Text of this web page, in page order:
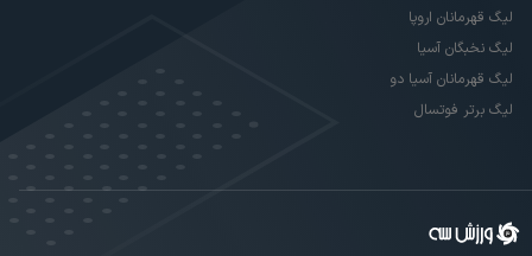
لیگ قهرمانان اروپا
لیگ نخبگان آسیا
لیگ قهرمانان آسیا دو
لیگ برتر فوتسال